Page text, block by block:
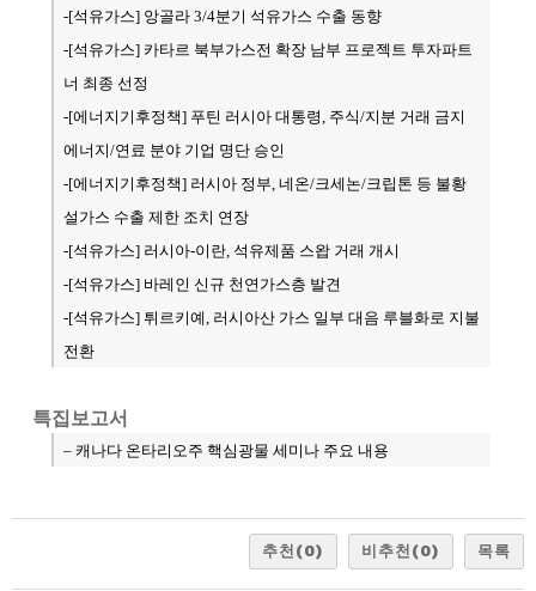
-[석유가스] 앙골라 3/4분기 석유가스 수출 동향
-[석유가스] 카타르 북부가스전 확장 남부 프로젝트 투자파트
너 최종 선정
-[에너지기후정책] 푸틴 러시아 대통령, 주식/지분 거래 금지
에너지/연료 분야 기업 명단 승인
-[에너지기후정책] 러시아 정부, 네온/크세논/크립톤 등 불황
설가스 수출 제한 조치 연장
-[석유가스] 러시아-이란, 석유제품 스왑 거래 개시
-[석유가스] 바레인 신규 천연가스층 발견
-[석유가스] 튀르키예, 러시아산 가스 일부 대음 루블화로 지불
전환
특집보고서
– 캐나다 온타리오주 핵심광물 세미나 주요 내용
추천 (0) 비추천 (0) 목록